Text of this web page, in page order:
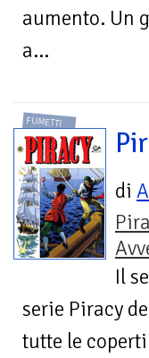
aumento. Un
a...
FUMETTI
di
Il
serie Piracy
tutte le